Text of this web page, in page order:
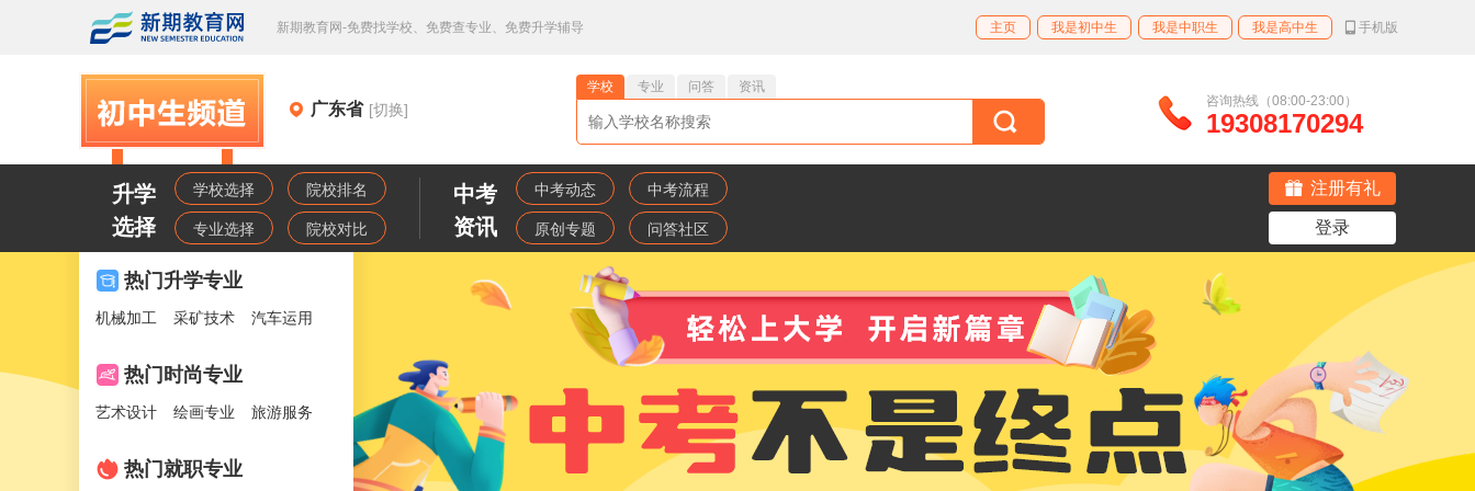
新期教育网-免费找学校、免费查专业、免费升学辅导 主页 我是初中生 我是中职生 我是高中生 手机版
广东省 [切换]
学校 专业 问答
资讯
咨询热线（08:00-23:00）
19308170294
升学
选择
学校选择 院校排名
专业选择 院校对比
中考
资讯
中考动态 中考流程
原创专题 问答社区
注册有礼
登录
热门升学专业
机械加工 采矿技术 汽车运用
热门时尚专业
艺术设计 绘画专业 旅游服务
热门就职专业